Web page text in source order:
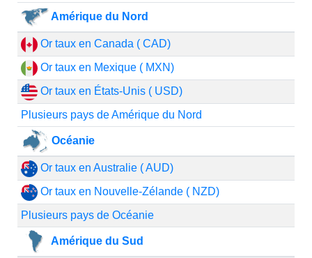
Amérique du Nord
Or taux en Canada ( CAD)
Or taux en Mexique ( MXN)
Or taux en États-Unis ( USD)
Plusieurs pays de Amérique du Nord
Océanie
Or taux en Australie ( AUD)
Or taux en Nouvelle-Zélande ( NZD)
Plusieurs pays de Océanie
Amérique du Sud